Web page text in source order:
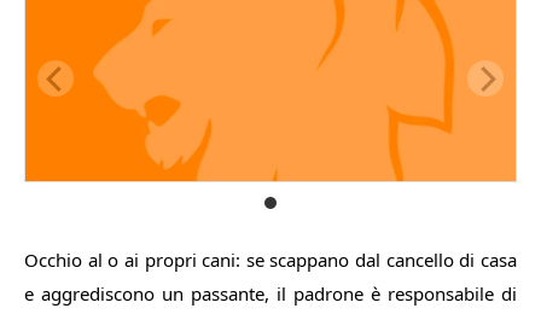
Occhio al o ai propri cani: se scappano dal cancello di casa
e aggrediscono un passante, il padrone è responsabile di